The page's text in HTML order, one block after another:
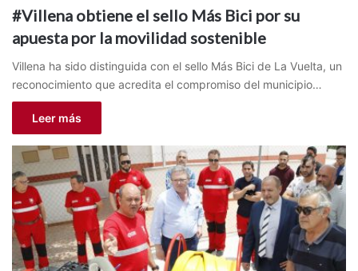
#Villena obtiene el sello Más Bici por su
apuesta por la movilidad sostenible
Villena ha sido distinguida con el sello Más Bici de La Vuelta, un
reconocimiento que acredita el compromiso del municipio…
Leer más